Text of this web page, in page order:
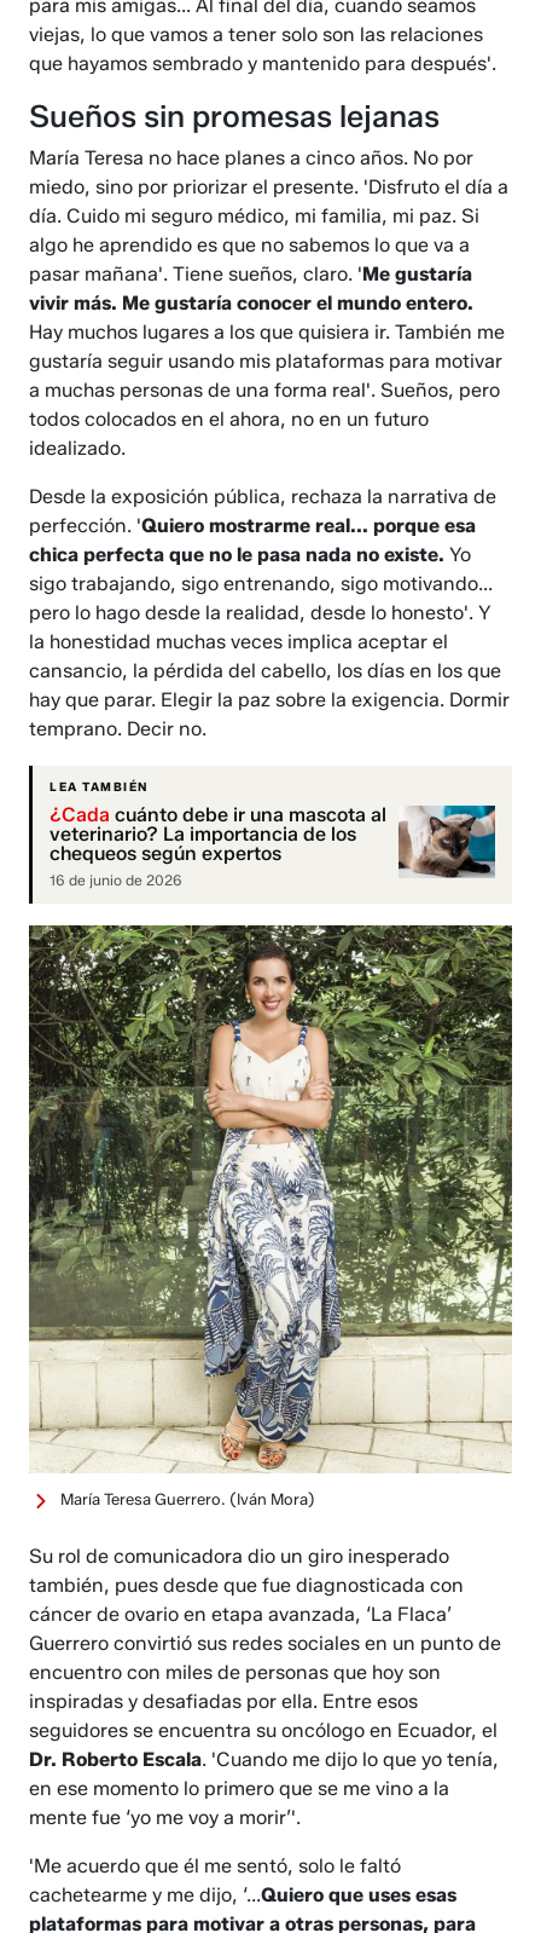
para mis amigas... Al final del día, cuando seamos
viejas, lo que vamos a tener solo son las relaciones
que hayamos sembrado y mantenido para después'.
Sueños sin promesas lejanas
María Teresa no hace planes a cinco años. No por
miedo, sino por priorizar el presente. 'Disfruto el día a
día. Cuido mi seguro médico, mi familia, mi paz. Si
algo he aprendido es que no sabemos lo que va a
pasar mañana'. Tiene sueños, claro. 'Me gustaría
vivir más. Me gustaría conocer el mundo entero.
Hay muchos lugares a los que quisiera ir. También me
gustaría seguir usando mis plataformas para motivar
a muchas personas de una forma real'. Sueños, pero
todos colocados en el ahora, no en un futuro
idealizado.
Desde la exposición pública, rechaza la narrativa de
perfección. 'Quiero mostrarme real... porque esa
chica perfecta que no le pasa nada no existe. Yo
sigo trabajando, sigo entrenando, sigo motivando...
pero lo hago desde la realidad, desde lo honesto'. Y
la honestidad muchas veces implica aceptar el
cansancio, la pérdida del cabello, los días en los que
hay que parar. Elegir la paz sobre la exigencia. Dormir
temprano. Decir no.
LEA TAMBIÉN
¿Cada cuánto debe ir una mascota al
veterinario? La importancia de los
chequeos según expertos
16 de junio de 2026
María Teresa Guerrero. (Iván Mora)
Su rol de comunicadora dio un giro inesperado
también, pues desde que fue diagnosticada con
cáncer de ovario en etapa avanzada, ‘La Flaca’
Guerrero convirtió sus redes sociales en un punto de
encuentro con miles de personas que hoy son
inspiradas y desafiadas por ella. Entre esos
seguidores se encuentra su oncólogo en Ecuador, el
Dr. Roberto Escala. 'Cuando me dijo lo que yo tenía,
en ese momento lo primero que se me vino a la
mente fue ‘yo me voy a morir’'.
'Me acuerdo que él me sentó, solo le faltó
cachetearme y me dijo, ‘...Quiero que uses esas
plataformas para motivar a otras personas, para